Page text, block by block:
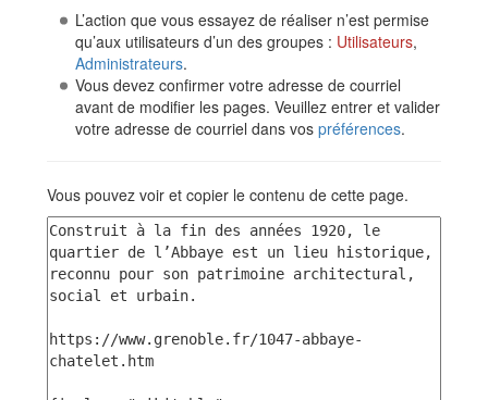
L’action que vous essayez de réaliser n’est permise
qu’aux utilisateurs d’un des groupes : Utilisateurs,
Administrateurs.
Vous devez confirmer votre adresse de courriel
avant de modifier les pages. Veuillez entrer et valider
votre adresse de courriel dans vos préférences.
Vous pouvez voir et copier le contenu de cette page.